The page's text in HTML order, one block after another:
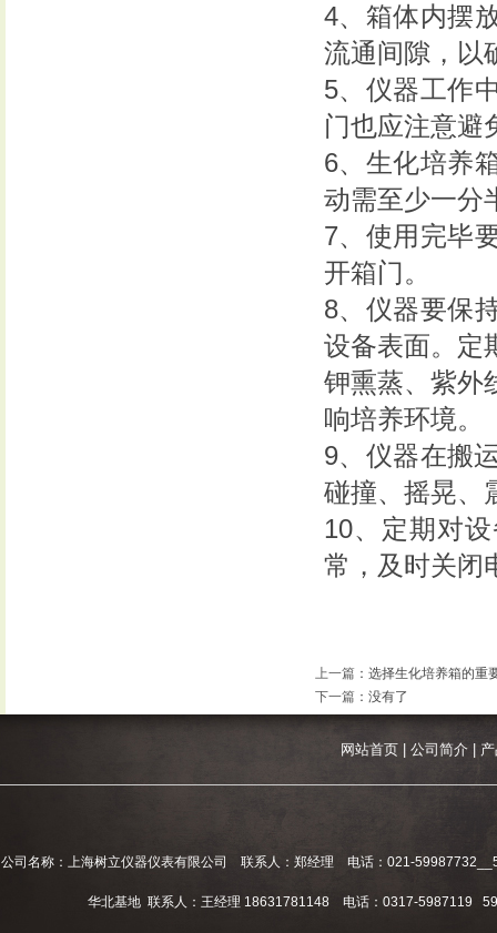
4、箱体内摆
流通间隙，以
5、仪器工作
门也应注意避
6、生化培养
动需至少一分
7、使用完毕
开箱门。
8、仪器要保
设备表面。定
钾熏蒸、紫外
响培养环境。
9、仪器在搬
碰撞、摇晃、
10、定期对
常，及时关闭
上一篇 ： 选择生化培养箱的重
下一篇 ：没有了
网站首页| 公司简介|
公司名称：上海树立仪器仪表有限公司 联系人：郑经理 电话：021-
华北基地 联系人：王经理 18631781148 电话：0317-5987119